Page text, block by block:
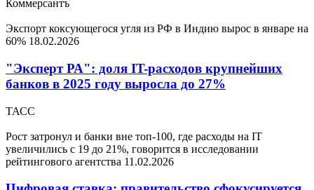
Коммерсантъ
Экспорт коксующегося угля из РФ в Индию вырос в январе на
60% 18.02.2026
"Эксперт РА": доля IT-расходов крупнейших
банков в 2025 году выросла до 27%
ТАСС
Рост затронул и банки вне топ-100, где расходы на IT
увеличились с 19 до 21%, говорится в исследовании
рейтингового агентства 11.02.2026